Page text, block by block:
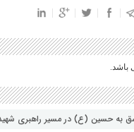
به حسین (ع) در مسیر راهبری